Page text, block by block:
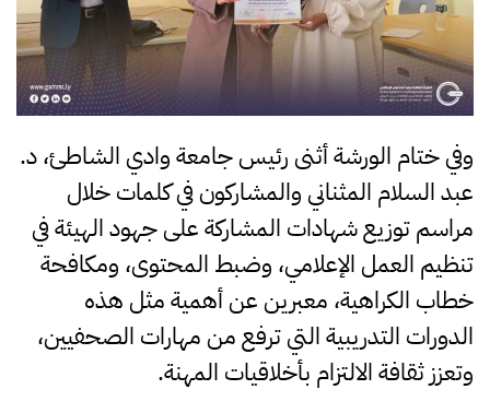
وفي ختام الورشة أثنى رئيس جامعة وادي الشاطئ، د.
عبد السلام المثناني والمشاركون في كلمات خلال
مراسم توزيع شهادات المشاركة على جهود الهيئة في
تنظيم العمل الإعلامي، وضبط المحتوى، ومكافحة
خطاب الكراهية، معبرين عن أهمية مثل هذه
الدورات التدريبية التي ترفع من مهارات الصحفيين،
وتعزز ثقافة الالتزام بأخلاقيات المهنة.